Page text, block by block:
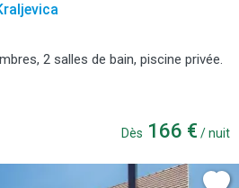
2 salles de bain, piscine privée.
Dès 166 € / nuit